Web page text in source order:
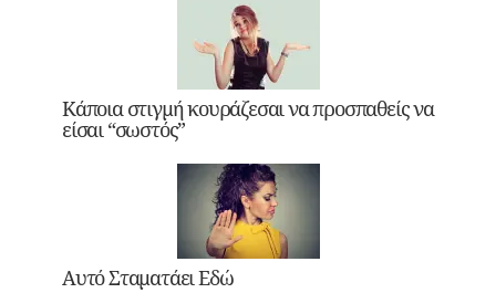
Κάποια στιγμή κουράζεσαι να προσπαθείς να
είσαι “σωστός”
Αυτό Σταματάει Εδώ